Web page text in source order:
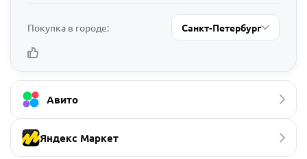
Покупка в городе: Санкт-Петербург
Авито
Яндекс Маркет